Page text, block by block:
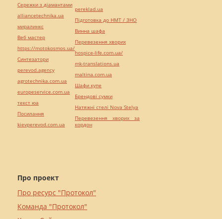
Про проект
Про ресурс "Протокол"
Команда "Протокол"
Сережки з діамантами
alliancetechnika.ua
миралинкс
Веб мастер
https://motokosmos.ua/
Синтезатори
perevod.agency
agrotechnika.com.ua
europeservice.com.ua
текст юа
Посилання
kievperevod.com.ua
pereklad.ua
Підготовка до НМТ / ЗНО
Винна шафа
Перевезення хворих
hospice-life.com.ua/
mk-translations.ua
maltina.com.ua
Шафи купе
Брендові сумки
Натяжні стелі Nova Stelya
Перевезення хворих за
кордон